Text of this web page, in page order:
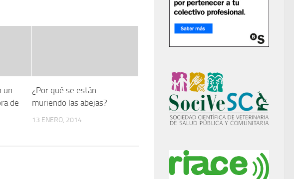
un
de
¿Por qué se están
muriendo las abejas?
13 ENERO, 2014